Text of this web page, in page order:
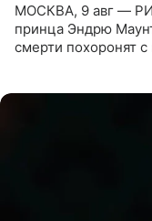
МОСКВА, 9 авг —
принца Эндрю
смерти похоронят